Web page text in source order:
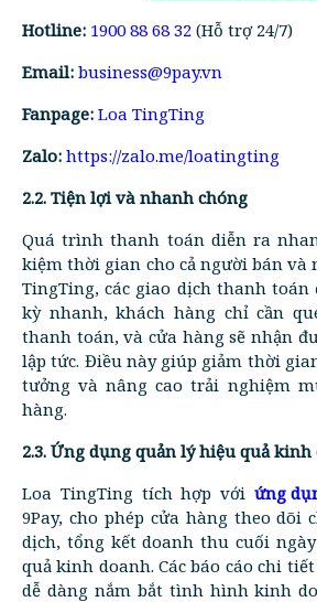
Hotline: 1900 88 68 32 (Hỗ trợ 24/7)
Email: business@9pay.vn
Fanpage: Loa TingTing
Zalo: https://zalo.me/loatingting
2.2. Tiện lợi và nhanh chóng
Quá trình thanh toán diễn ra
kiệm thời gian cho cả người bán và
TingTing, các giao dịch thanh toán
kỳ nhanh, khách hàng chỉ cần
thanh toán, và cửa hàng sẽ nhận
lập tức. Điều này giúp giảm thời
tưởng và nâng cao trải nghiệm
hàng.
2.3. Ứng dụng quản lý hiệu quả
Loa TingTing tích hợp vớiứng
9Pay, cho phép cửa hàng theo dõi
dịch, tổng kết doanh thu cuối
quả kinh doanh. Các báo cáo chi
dễ dàng nắm bắt tình hình kinh